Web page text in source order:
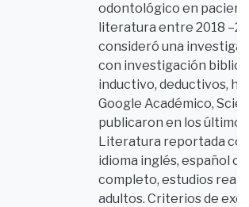
odontológico en
literatura entre 2018
consideró una
con investigación
inductivo, deductivos,
Google Académico,
publicaron en los
Literatura reportada
idioma inglés, español
completo, estudios
adultos. Criterios de